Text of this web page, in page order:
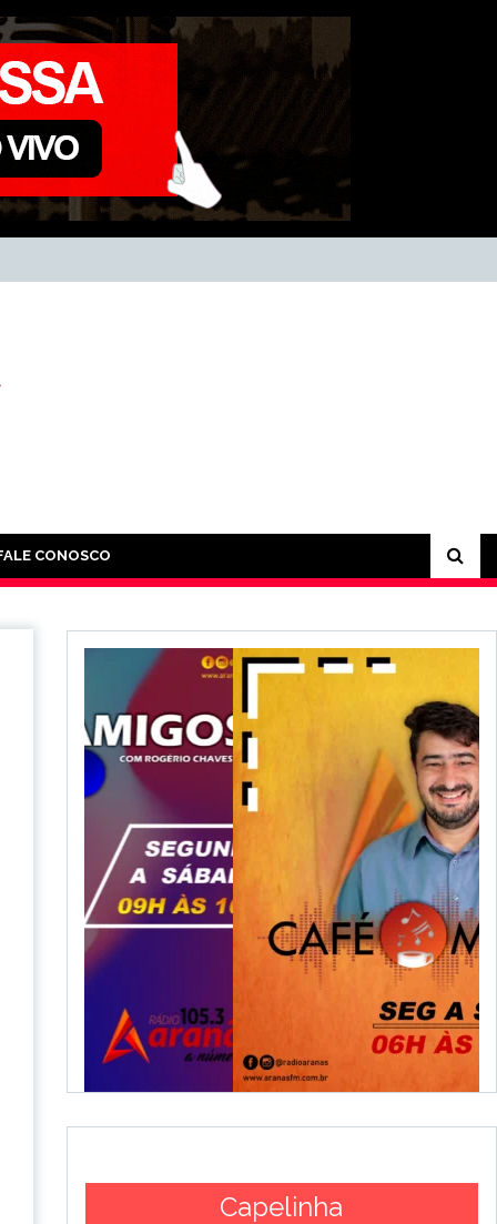
CONOSCO
Capelinha